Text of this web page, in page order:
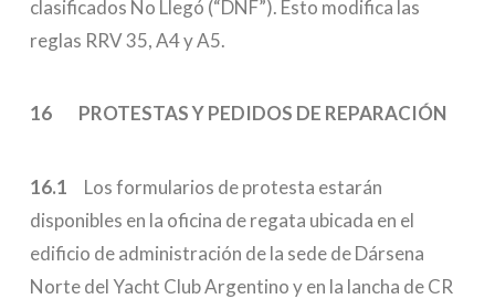
clasificados No Llegó (“DNF”). Esto modifica las
reglas RRV 35, A4 y A5.
16 PROTESTAS Y PEDIDOS DE REPARACIÓN
16.1 Los formularios de protesta estarán
disponibles en la oficina de regata ubicada en el
edificio de administración de la sede de Dársena
Norte del Yacht Club Argentino y en la lancha de CR